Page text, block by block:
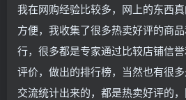
我在网购经验比较多，网上的东西
方便，我收集了很多热卖好评的商
行，很多都是专家通过比较店铺信
评价，做出的排行榜，当然也有很
交流统计出来的，都是热卖好评的